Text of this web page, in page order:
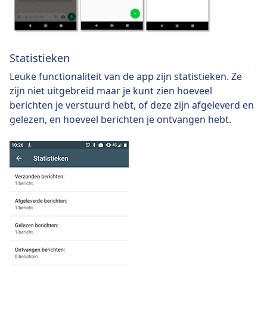
Statistieken
Leuke functionaliteit van de app zijn statistieken. Ze
zijn niet uitgebreid maar je kunt zien hoeveel
berichten je verstuurd hebt, of deze zijn afgeleverd en
gelezen, en hoeveel berichten je ontvangen hebt.